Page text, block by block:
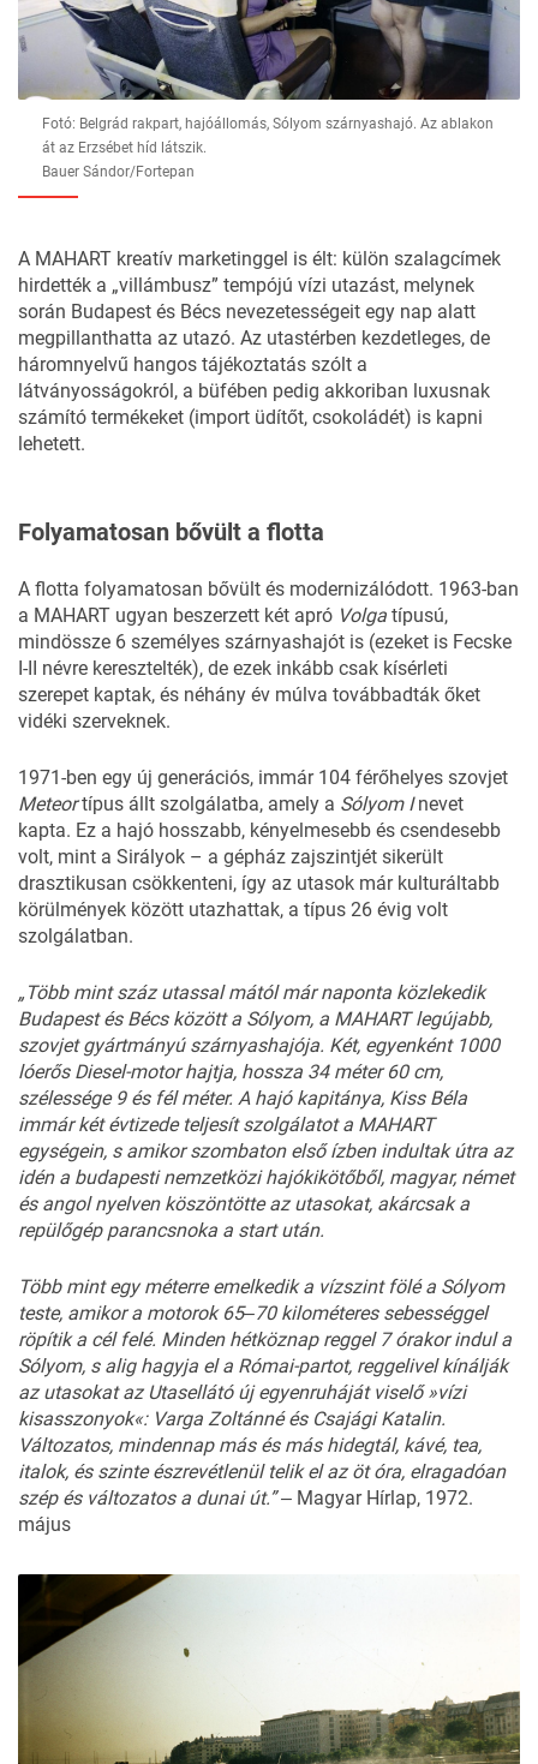
Fotó: Belgrád rakpart, hajóállomás, Sólyom szárnyashajó. Az ablakon
át az Erzsébet híd látszik.
Bauer Sándor/Fortepan
A MAHART kreatív marketinggel is élt: külön szalagcímek
hirdették a „villámbusz” tempójú vízi utazást, melynek
során Budapest és Bécs nevezetességeit egy nap alatt
megpillanthatta az utazó. Az utastérben kezdetleges, de
háromnyelvű hangos tájékoztatás szólt a
látványosságokról, a büfében pedig akkoriban luxusnak
számító termékeket (import üdítőt, csokoládét) is kapni
lehetett.
Folyamatosan bővült a flotta
A flotta folyamatosan bővült és modernizálódott. 1963-ban
a MAHART ugyan beszerzett két apró Volga típusú,
mindössze 6 személyes szárnyashajót is (ezeket is Fecske
I-II névre keresztelték), de ezek inkább csak kísérleti
szerepet kaptak, és néhány év múlva továbbadták őket
vidéki szerveknek.
1971-ben egy új generációs, immár 104 férőhelyes szovjet
Meteortípus állt szolgálatba, amely a Sólyom Inevet
kapta. Ez a hajó hosszabb, kényelmesebb és csendesebb
volt, mint a Sirályok – a gépház zajszintjét sikerült
drasztikusan csökkenteni, így az utasok már kulturáltabb
körülmények között utazhattak, a típus 26 évig volt
szolgálatban.
„Több mintszáz utassalmátólmárnaponta közlekedik
Budapestés Bécs közötta Sólyom, a MAHARTlegújabb,
szovjetgyártmányú szárnyashajója. Két, egyenként 1000
lóerős Diesel-motorhajtja, hossza 34 méter60 cm,
szélessége 9 és félméter. A hajó kapitánya, Kiss Béla
immárkétévtizede teljesítszolgálatota MAHART
egységein, s amikorszombaton elsőízben indultakútra az
idén a budapestinemzetközihajókikötőből, magyar, német
és angolnyelven köszöntötteaz utasokat, akárcsaka
repülőgép parancsnoka a startután.
Több mintegyméterreemelkedika vízszint föléa Sólyom
teste, amikora motorok 65‒70 kilométeres sebességgel
röpítika cél felé. Minden hétköznap reggel 7órakorindula
Sólyom, s alig hagyja ela Római-partot, reggelivelkínálják
az utasokataz Utasellátó újegyenruháját viselő »vízi
kisasszonyok«: Varga Zoltánnéés CsajágiKatalin.
Változatos, mindennap más és más hidegtál, kávé, tea,
italok, és szinteészrevétlenül telikelaz ötóra, elragadóan
szép és változatos a dunaiút.” ‒ Magyar Hírlap, 1972.
május